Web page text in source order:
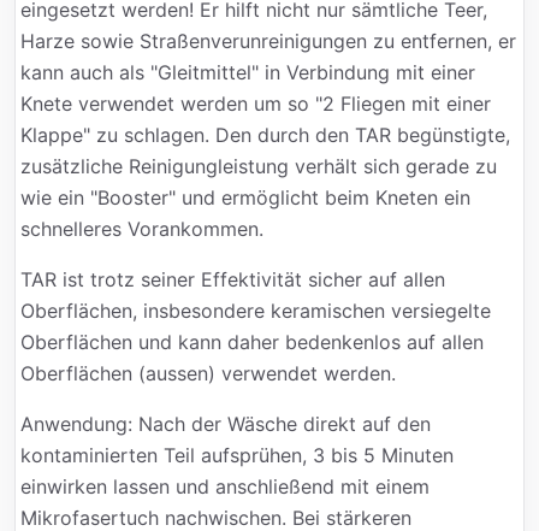
eingesetzt werden! Er hilft nicht nur sämtliche Teer,
Harze sowie Straßenverunreinigungen zu entfernen, er
kann auch als "Gleitmittel" in Verbindung mit einer
Knete verwendet werden um so "2 Fliegen mit einer
Klappe" zu schlagen. Den durch den TAR begünstigte,
zusätzliche Reinigungleistung verhält sich gerade zu
wie ein "Booster" und ermöglicht beim Kneten ein
schnelleres Vorankommen.
TAR ist trotz seiner Effektivität sicher auf allen
Oberflächen, insbesondere keramischen versiegelte
Oberflächen und kann daher bedenkenlos auf allen
Oberflächen (aussen) verwendet werden.
Anwendung: Nach der Wäsche direkt auf den
kontaminierten Teil aufsprühen, 3 bis 5 Minuten
einwirken lassen und anschließend mit einem
Mikrofasertuch nachwischen. Bei stärkeren